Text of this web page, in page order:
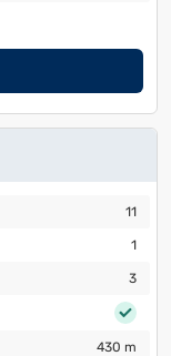
11
1
3
430 m